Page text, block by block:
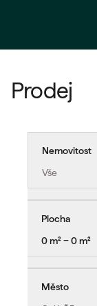
Prodej
Nemovitost
Vše
Plocha
0 m² − 0 m²
Město